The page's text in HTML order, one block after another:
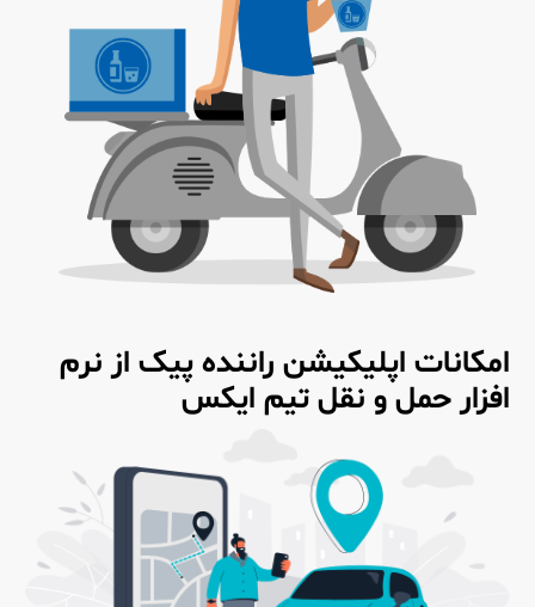
امکانات اپلیکیشن راننده پیک از نرم
افزار حمل و نقل تیم ایکس